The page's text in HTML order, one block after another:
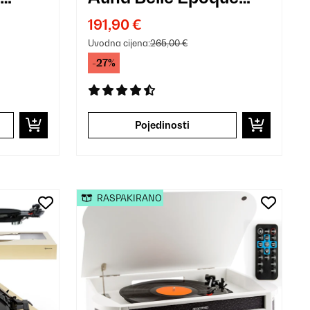
1908, USB, CD, MP3
191,90 €
Uvodna cijena:265,00 €
-27%
Pojedinosti
RASPAKIRANO